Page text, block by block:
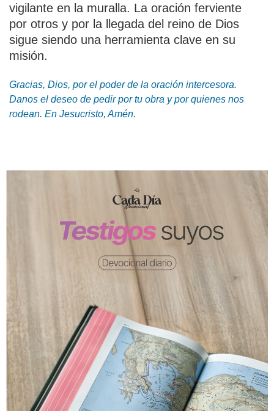
vigilante en la muralla. La oración ferviente
por otros y por la llegada del reino de Dios
sigue siendo una herramienta clave en su
misión.
Gracias, Dios, por el poder de la oración intercesora.
Danos el deseo de pedir por tu obra y por quienes nos
rodean. En Jesucristo, Amén.